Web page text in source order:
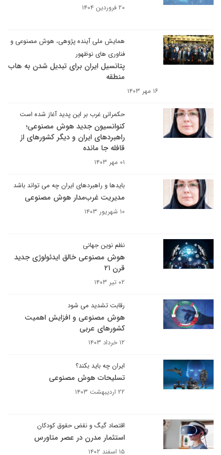
۲۰ فروردین ۱۴۰۴
همایش ملی آینده پژوهی، هوش مصنوعی و
فناوری های نوظهور
پتانسیل ایران برای تبدیل شدن به هاب
منطقه
۱۶ مهر ۱۴۰۳
حکمرانی غرب بر این پدید آغاز شده است
کنوانسیون جدید هوش مصنوعی؛
راهبردهای ایران و دیگر کشورهای از
قافله جا مانده
۰۱ مهر ۱۴۰۳
بایدها و راهبردهای ایران چه می تواند باشد
مدیریت غرب‌مدار هوش مصنوعی
۱۰ شهریور ۱۴۰۳
نظم نوین جهانی
هوش مصنوعی خالق ایدئولوژی جدید
قرن ۲۱
۰۲ تیر ۱۴۰۳
رقابت تشدید می شود
هوش مصنوعی و افزایش اهمیت
کشورهای عربی
۱۲ خرداد ۱۴۰۳
ایران چه باید بکند؟
تسلیحات هوش مصنوعی
۲۲ اردیبهشت ۱۴۰۳
اقتصاد گیگ و نقض حقوق کودکان
استثمار مدرن در عصر متاورس
۱۵ اسفند ۱۴۰۲